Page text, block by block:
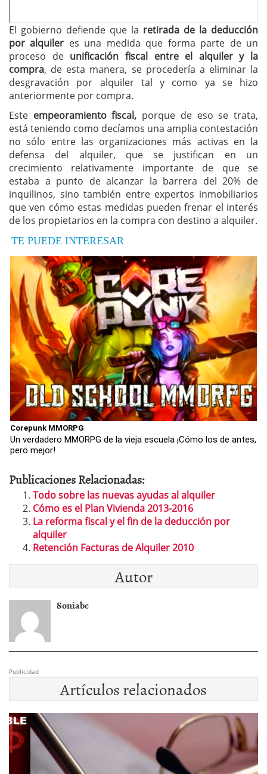
El gobierno defiende que la retirada de la deducción
por alquiler es una medida que forma parte de un
proceso de unificación fiscal entre el alquiler y la
compra, de esta manera, se procedería a eliminar la
desgravación por alquiler tal y como ya se hizo
anteriormente por compra.
Este empeoramiento fiscal, porque de eso se trata,
está teniendo como decíamos una amplia contestación
no sólo entre las organizaciones más activas en la
defensa del alquiler, que se justifican en un
crecimiento relativamente importante de que se
estaba a punto de alcanzar la barrera del 20% de
inquilinos, sino también entre expertos inmobiliarios
que ven cómo estas medidas pueden frenar el interés
de los propietarios en la compra con destino a alquiler.
TE PUEDE INTERESAR
Corepunk MMORPG
Un verdadero MMORPG de la vieja escuela ¡Cómo los de antes,
pero mejor!
Publicaciones Relacionadas:
Todo sobre las nuevas ayudas al alquiler
Cómo es el Plan Vivienda 2013-2016
La reforma fiscal y el fin de la deducción por
alquiler
Retención Facturas de Alquiler 2010
Autor
Soniabc
Publicidad
Artículos relacionados